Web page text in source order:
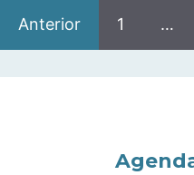
Anterior 1 …